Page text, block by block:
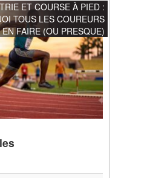
ET COURSE À PIED :
TOUS LES COUREURS
FAIRE (OU PRESQUE)